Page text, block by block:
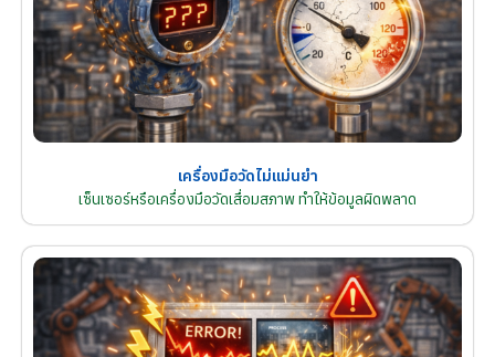
เครื่องมือวัดไม่แม่นยำ
เซ็นเซอร์หรือเครื่องมือวัดเสื่อมสภาพ ทำให้ข้อมูลผิดพลาด